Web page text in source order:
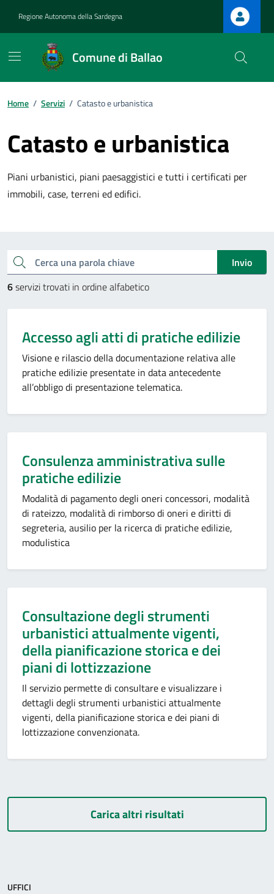
Regione Autonoma della Sardegna
Comune di Ballao
Home / Servizi / Catasto e urbanistica
Catasto e urbanistica
Piani urbanistici, piani paesaggistici e tutti i certificati per
immobili, case, terreni ed edifici.
Cerca una parola chiave
Invio
6servizi trovati in ordine alfabetico
Accesso agli atti di pratiche edilizie
Visione e rilascio della documentazione relativa alle
pratiche edilizie presentate in data antecedente
all’obbligo di presentazione telematica.
Consulenza amministrativa sulle
pratiche edilizie
Modalità di pagamento degli oneri concessori, modalità
di rateizzo, modalità di rimborso di oneri e diritti di
segreteria, ausilio per la ricerca di pratiche edilizie,
modulistica
Consultazione degli strumenti
urbanistici attualmente vigenti,
della pianificazione storica e dei
piani di lottizzazione
Il servizio permette di consultare e visualizzare i
dettagli degli strumenti urbanistici attualmente
vigenti, della pianificazione storica e dei piani di
lottizzazione convenzionata.
Carica altri risultati
UFFICI